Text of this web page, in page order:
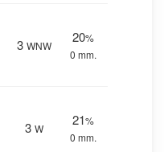
3 WNW
20%
0 mm.
3 W
21%
0 mm.